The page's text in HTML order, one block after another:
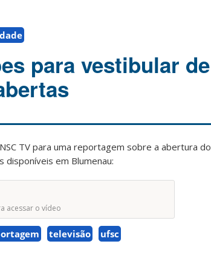
para vestibular de
TV para uma reportagem sobre a abertura do
disponíveis em Blumenau:
acessar o vídeo
televisão ufsc